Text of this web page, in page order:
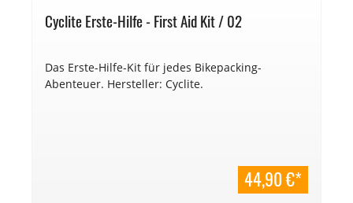
Cyclite Erste-Hilfe - First Aid Kit / 02
Das Erste-Hilfe-Kit für jedes Bikepacking-
Abenteuer. Hersteller: Cyclite.
44,90 €*